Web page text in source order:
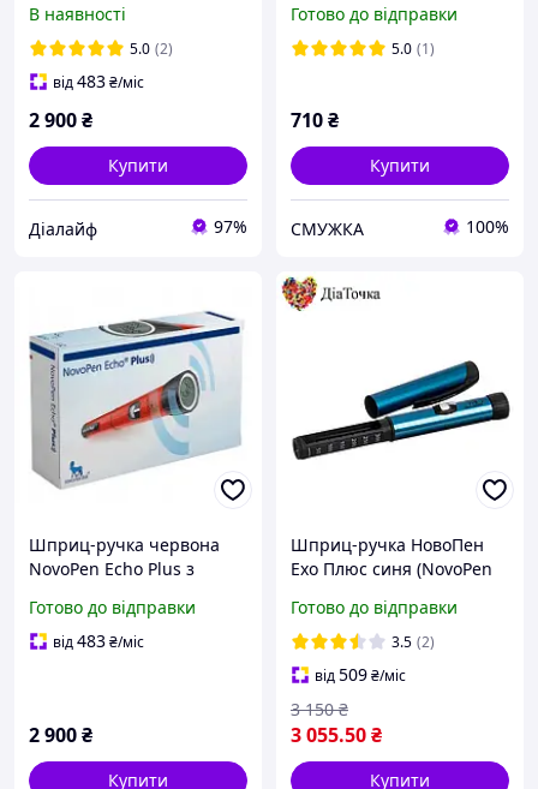
та NFC)
В наявності
5.0 (2)
від483₴/міс
2 900₴
Купити
Ді‎алайф 97%
Готово до відправки
5.0 (1)
710₴
Купити
СМУЖКА 100%
Шприц-ручка червона
NovoPen Echo Plus з
та NFC)
Готово до відправки
від483₴/міс
2 900₴
Купити
Шприц-ручка НовоПен
Ехо Плюс синя (NovoPen
пам'яті та NFC
Готово до відправки
3.5 (2)
від509₴/міс
3 055.50₴
3 150 ₴
Купити